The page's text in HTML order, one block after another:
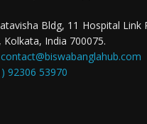
Bldg, 11 Hospital Link
Kolkata, India 700075.
contact@biswabanglahub.com
92306 53970